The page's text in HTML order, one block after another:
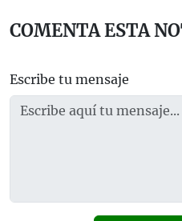
COMENTA ESTA
Escribe tu mensaje